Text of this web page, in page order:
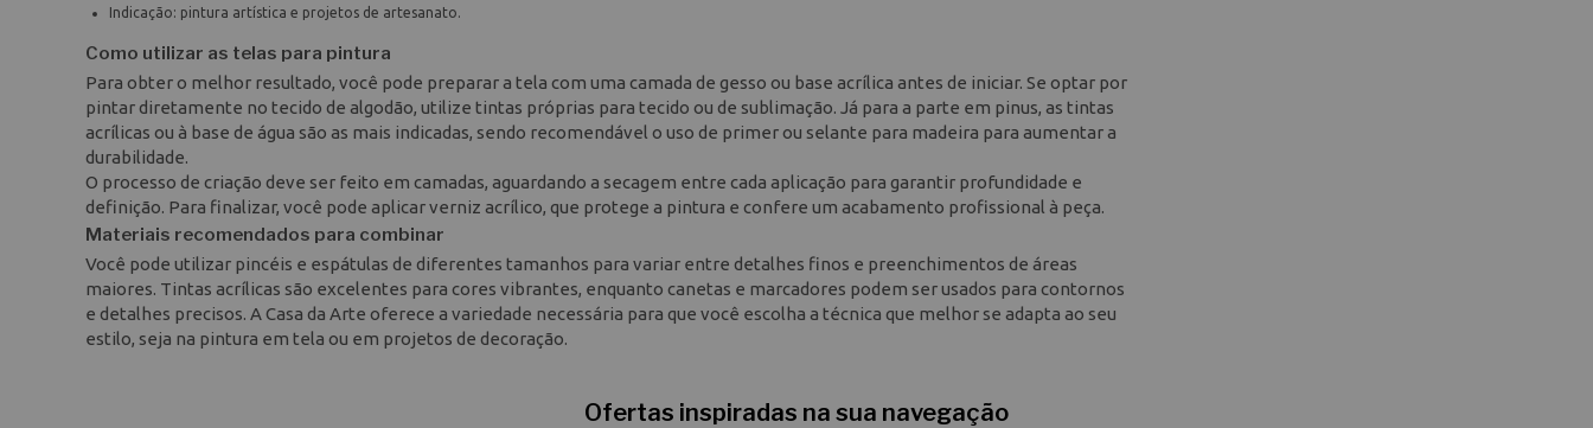
Indicação: pintura artística e projetos de artesanato.
Como utilizar as telas para pintura
Para obter o melhor resultado, você pode preparar a tela com uma camada de gesso ou base acrílica antes de iniciar. Se optar por
pintar diretamente no tecido de algodão, utilize tintas próprias para tecido ou de sublimação. Já para a parte em pinus, as tintas
acrílicas ou à base de água são as mais indicadas, sendo recomendável o uso de primer ou selante para madeira para aumentar a
durabilidade.
O processo de criação deve ser feito em camadas, aguardando a secagem entre cada aplicação para garantir profundidade e
definição. Para finalizar, você pode aplicar verniz acrílico, que protege a pintura e confere um acabamento profissional à peça.
Materiais recomendados para combinar
Você pode utilizar pincéis e espátulas de diferentes tamanhos para variar entre detalhes finos e preenchimentos de áreas
maiores. Tintas acrílicas são excelentes para cores vibrantes, enquanto canetas e marcadores podem ser usados para contornos
e detalhes precisos. A Casa da Arte oferece a variedade necessária para que você escolha a técnica que melhor se adapta ao seu
estilo, seja na pintura em tela ou em projetos de decoração.
Ofertas inspiradas na sua navegação